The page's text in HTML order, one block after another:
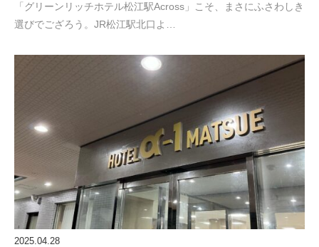
「グリーンリッチホテル松江駅Across」こそ、まさにふさわしき
選びでござろう。JR松江駅北口よ…
2025.04.28